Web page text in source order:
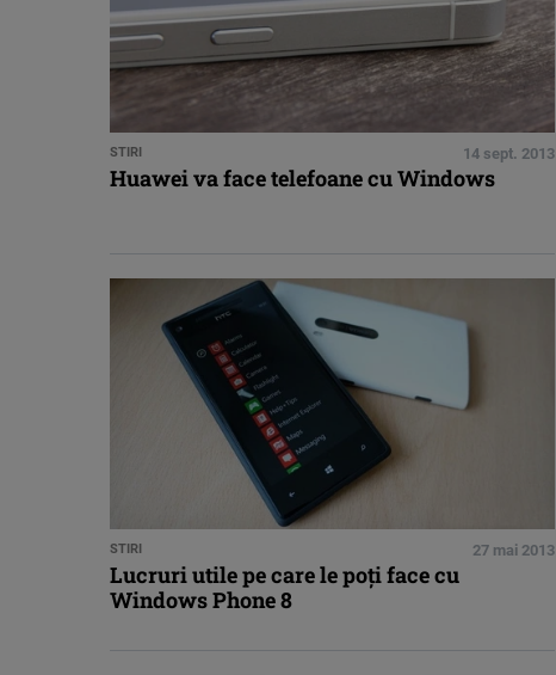
STIRI 14 sept. 2013
Huawei va face telefoane cu Windows
STIRI 27 mai 2013
Lucruri utile pe care le poţi face cu
Windows Phone 8